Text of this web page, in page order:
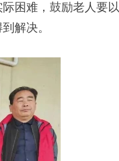
困难，鼓励老人要以
解决。